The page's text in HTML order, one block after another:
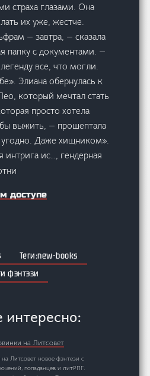
страха глазами. Она
их уже, жестче.
— завтра, — сказала
папку с документами. —
все, что могли.
Элиана обернулась к
который мечтал стать
просто хотела
выжить, — прошептала
угодно. Даже хищником».
интрига ис…, гендерная
доступе
new-books
фэнтэзи
интересно:
на Литсовет
Литсовет новое фэнтези с
попаданцев и литРПГ.